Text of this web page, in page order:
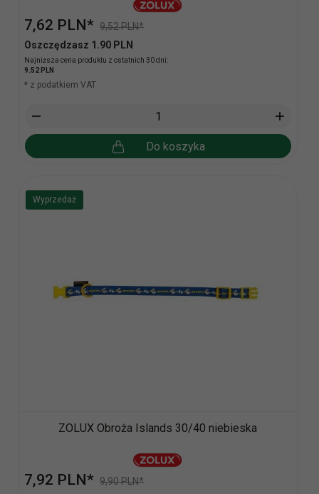
7,62 PLN* 9,52 PLN*
Oszczędzasz 1.90 PLN
Najniższa cena produktu z ostatnich 30 dni:
9.52 PLN
* z podatkiem VAT
Do koszyka
Wyprzedaż
ZOLUX Obroża Islands 30/40 niebieska
7,92 PLN* 9,90 PLN*